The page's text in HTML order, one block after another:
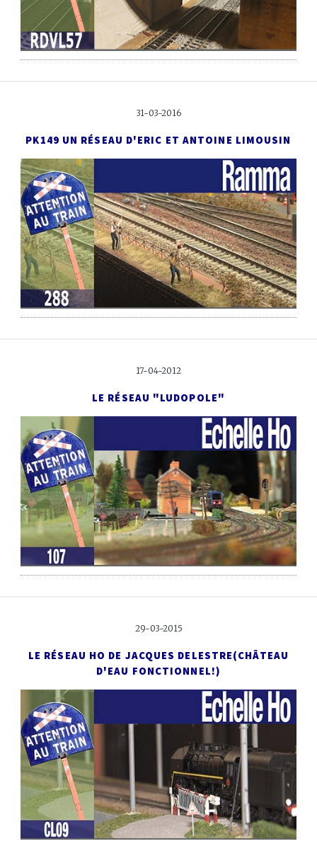
31-03-2016
PK149 UN RÉSEAU D'ERIC ET ANTOINE LIMOUSIN
17-04-2012
LE RÉSEAU "LUDOPOLE"
29-03-2015
LE RÉSEAU HO DE JACQUES DELESTRE(CHÂTEAU
D'EAU FONCTIONNEL!)